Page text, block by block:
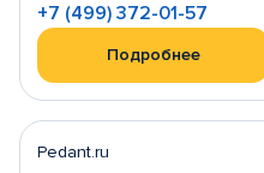
+7 (499) 372-01-57
Подробнее
Pedant.ru